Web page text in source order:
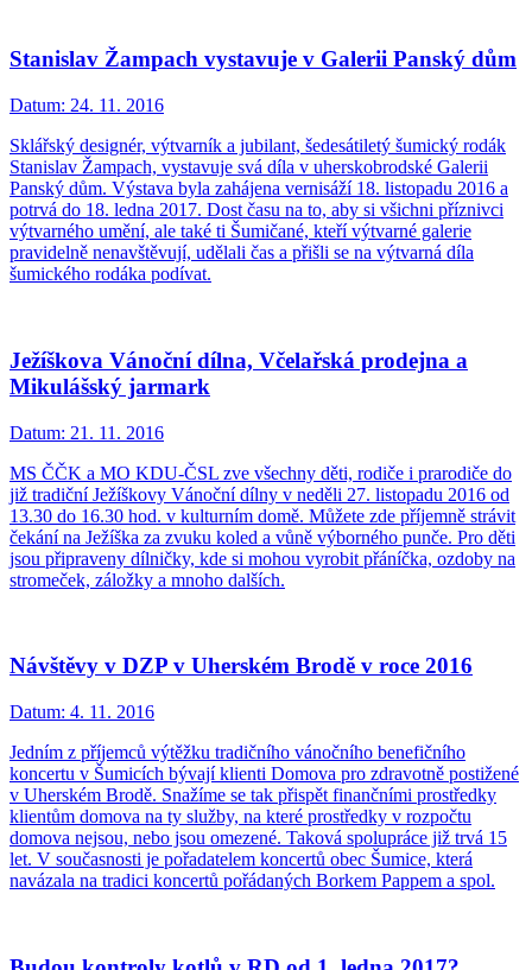
Stanislav Žampach vystavuje v Galerii Panský dům
Datum: 24. 11. 2016
Sklářský designér, výtvarník a jubilant, šedesátiletý šumický rodák
Stanislav Žampach, vystavuje svá díla v uherskobrodské Galerii
Panský dům. Výstava byla zahájena vernisáží 18. listopadu 2016 a
potrvá do 18. ledna 2017. Dost času na to, aby si všichni příznivci
výtvarného umění, ale také ti Šumičané, kteří výtvarné galerie
pravidelně nenavštěvují, udělali čas a přišli se na výtvarná díla
šumického rodáka podívat.
Ježíškova Vánoční dílna, Včelařská prodejna a
Mikulášský jarmark
Datum: 21. 11. 2016
MS ČČK a MO KDU-ČSL zve všechny děti, rodiče i prarodiče do
již tradiční Ježíškovy Vánoční dílny v neděli 27. listopadu 2016 od
13.30 do 16.30 hod. v kulturním domě. Můžete zde příjemně strávit
čekání na Ježíška za zvuku koled a vůně výborného punče. Pro děti
jsou připraveny dílničky, kde si mohou vyrobit přáníčka, ozdoby na
stromeček, záložky a mnoho dalších.
Návštěvy v DZP v Uherském Brodě v roce 2016
Datum: 4. 11. 2016
Jedním z příjemců výtěžku tradičního vánočního benefičního
koncertu v Šumicích bývají klienti Domova pro zdravotně postižené
v Uherském Brodě. Snažíme se tak přispět finančními prostředky
klientům domova na ty služby, na které prostředky v rozpočtu
domova nejsou, nebo jsou omezené. Taková spolupráce již trvá 15
let. V současnosti je pořadatelem koncertů obec Šumice, která
navázala na tradici koncertů pořádaných Borkem Pappem a spol.